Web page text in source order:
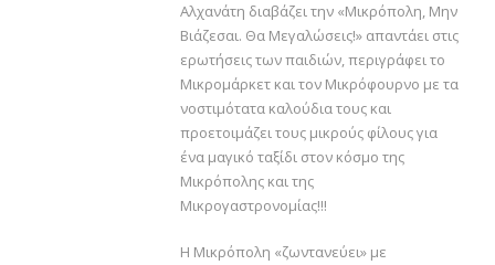
Αλχανάτη διαβάζει την «Μικρόπολη, Μην
Βιάζεσαι. Θα Μεγαλώσεις!» απαντάει στις
ερωτήσεις των παιδιών, περιγράφει το
Μικρομάρκετ και τον Μικρόφουρνο με τα
νοστιμότατα καλούδια τους και
προετοιμάζει τους μικρούς φίλους για
ένα μαγικό ταξίδι στον κόσμο της
Μικρόπολης και της
Μικρογαστρονομίας!!!
Η Μικρόπολη «ζωντανεύει» με